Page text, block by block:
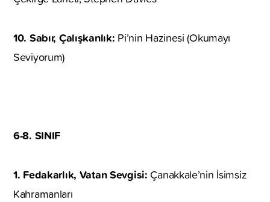
10. Sabır, Çalışkanlık: Pi’nin Hazinesi (Okumayı
Seviyorum)
6-8. SINIF
1. Fedakarlık, Vatan Sevgisi: Çanakkale’nin İsimsiz
Kahramanları